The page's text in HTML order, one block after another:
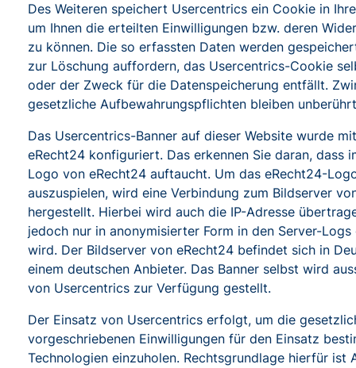
Des Weiteren speichert Usercentrics ein Cookie in
um Ihnen die erteilten Einwilligungen bzw. deren
zu können. Die so erfassten Daten werden
zur Löschung auffordern, das Usercentrics-Cookie
oder der Zweck für die Datenspeicherung entfällt.
gesetzliche Aufbewahrungspflichten bleiben
Das Usercentrics-Banner auf dieser Website wurde
eRecht24 konfiguriert. Das erkennen Sie daran, dass
Logo von eRecht24 auftaucht. Um das eRecht24-
auszuspielen, wird eine Verbindung zum Bildserver
hergestellt. Hierbei wird auch die IP-Adresse
jedoch nur in anonymisierter Form in den Server-
wird. Der Bildserver von eRecht24 befindet sich in
einem deutschen Anbieter. Das Banner selbst wird
von Usercentrics zur Verfügung gestellt.
Der Einsatz von Usercentrics erfolgt, um die
vorgeschriebenen Einwilligungen für den Einsatz
Technologien einzuholen. Rechtsgrundlage hierfür ist